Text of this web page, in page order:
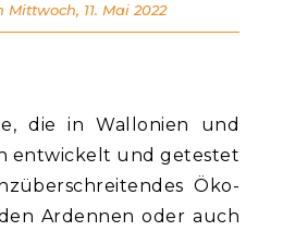
die in Wallonien und
entwickelt und getestet
Öko-
Ardennen oder auch
Mittwoch, 11. Mai 2022